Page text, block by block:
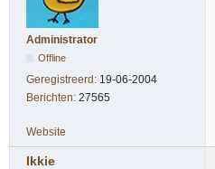
Administrator
Offline
Geregistreerd: 19-06-2004
Berichten: 27565
Website
Ikkie